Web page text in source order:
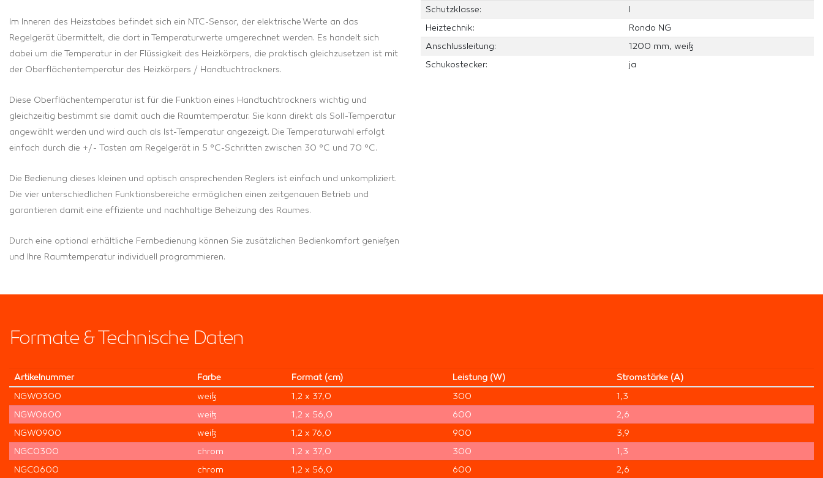
Im Inneren des Heizstabes befindet sich ein NTC-Sensor, der elektrische Werte an das
Regelgerät übermittelt, die dort in Temperaturwerte umgerechnet werden. Es handelt sich
dabei um die Temperatur in der Flüssigkeit des Heizkörpers, die praktisch gleichzusetzen ist mit
der Oberflächentemperatur des Heizkörpers / Handtuchtrockners.
Diese Oberflächentemperatur ist für die Funktion eines Handtuchtrockners wichtig und
gleichzeitig bestimmt sie damit auch die Raumtemperatur. Sie kann direkt als Soll-Temperatur
angewählt werden und wird auch als Ist-Temperatur angezeigt. Die Temperaturwahl erfolgt
einfach durch die +/- Tasten am Regelgerät in 5 °C-Schritten zwischen 30 °C und 70 °C.
Die Bedienung dieses kleinen und optisch ansprechenden Reglers ist einfach und unkompliziert.
Die vier unterschiedlichen Funktionsbereiche ermöglichen einen zeitgenauen Betrieb und
garantieren damit eine effiziente und nachhaltige Beheizung des Raumes.
Durch eine optional erhältliche Fernbedienung können Sie zusätzlichen Bedienkomfort genießen
und Ihre Raumtemperatur individuell programmieren.
Schutzklasse:
I
Heiztechnik:
Rondo NG
Anschlussleitung:
1200 mm, weiß
Schukostecker:
ja
Formate & Technische Daten
Artikel­nummer Farbe Format (cm) Leis­tung (W)
Strom­stärke (A)
NGW0300
weiß 1,2 x 37,0 300
1,3
NGW0600
weiß 1,2 x 56,0 600
2,6
NGW0900
weiß 1,2 x 76,0 900
3,9
NGC0300
chrom 1,2 x 37,0 300
1,3
NGC0600
chrom 1,2 x 56,0 600
2,6